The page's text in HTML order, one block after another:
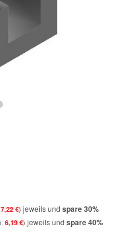
7,22 € jeweils und spare30%
6,19 € jeweils und spare40%